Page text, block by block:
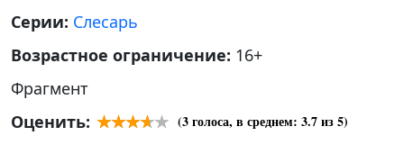
Серии: Слесарь
Возрастное ограничение: 16+
Фрагмент
Оценить:
(3голоса, в среднем: 3.7из 5)